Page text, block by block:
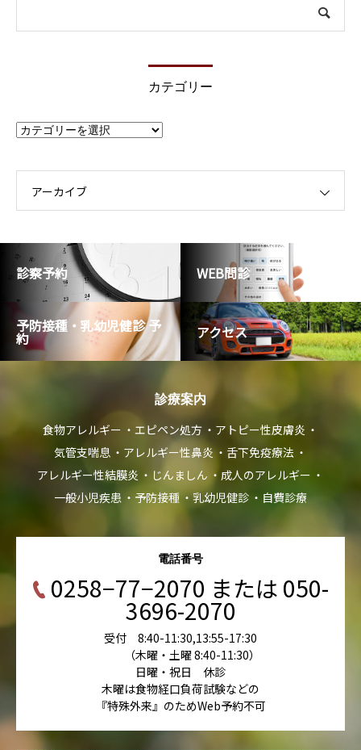
カテゴリー
カ
テ
ー
アーカイブ
診察予約 WEB問診
予防接種・乳幼児健診 予
約 アクセス
診療案内
食物アレルギー エピペン処方
アトピー性皮膚炎
気管支喘息
アレルギー性鼻炎
舌下免疫療法
アレルギー性結膜炎
じんましん
成人のアレルギー
一般小児疾患
予防接種 乳幼児健診 自費診療
電話番号
0258−77−2070 または 050-
3696-2070
受付 8:40-11:30,13:55-17:30
（木曜・土曜 8:40-11:30）
日曜・祝日 休診
木曜は食物経口負荷試験などの
『特殊外来』のためWeb予約不可